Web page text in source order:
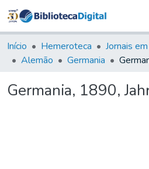
&
Tudo na
Digital
Início Hemeroteca
Alemão
Germania
Germania, 1890,